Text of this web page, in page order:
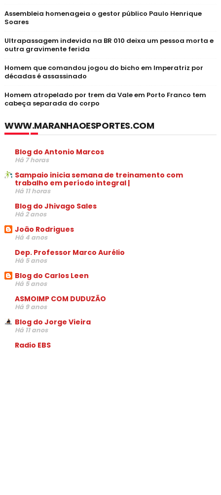
Assembleia homenageia o gestor público Paulo Henrique
Soares
Ultrapassagem indevida na BR 010 deixa um pessoa morta e
outra gravimente ferida
Homem que comandou jogou do bicho em Imperatriz por
décadas é assassinado
Homem atropelado por trem da Vale em Porto Franco tem
cabeça separada do corpo
WWW.MARANHAOESPORTES.COM
Blog do Antonio Marcos
Há 7 horas
Sampaio inicia semana de treinamento com
trabalho em período integral |
Há 11 horas
Blog do Jhivago Sales
Há 2 anos
João Rodrigues
Há 4 anos
Dep. Professor Marco Aurélio
Há 5 anos
Blog do Carlos Leen
Há 5 anos
ASMOIMP COM DUDUZÃO
Há 9 anos
Blog do Jorge Vieira
Há 11 anos
Radio EBS